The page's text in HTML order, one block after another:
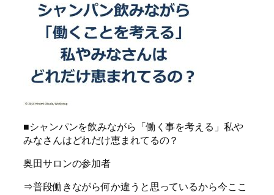
■シャンパンを飲みながら「働く事を考える」私や
みなさんはどれだけ恵まれてるの？
奥田サロンの参加者
⇒普段働きながら何か違うと思っているから今ここ